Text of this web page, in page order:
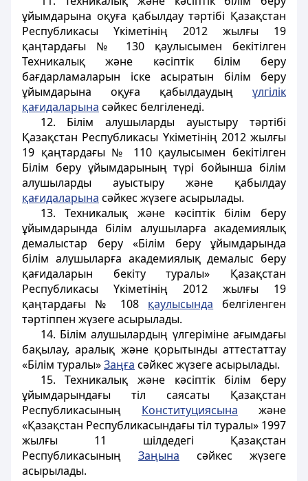
ұйымдарына оқуға қабылдау тәртібі Қазақстан
Республикасы Үкіметінің 2012 жылғы 19
қаңтардағы № 130 қаулысымен бекітілген
Техникалық және кәсіптік білім беру
бағдарламаларын іске асыратын білім беру
ұйымдарына оқуға қабылдаудың үлгілік
қағидаларына сәйкес белгіленеді.
12. Білім алушыларды ауыстыру тәртібі
Қазақстан Республикасы Үкіметінің 2012 жылғы
19 қаңтардағы № 110 қаулысымен бекітілген
Білім беру ұйымдарының түрі бойынша білім
алушыларды ауыстыру және қабылдау
қағидаларына сәйкес жүзеге асырылады.
13. Техникалық және кәсіптік білім беру
ұйымдарында білім алушыларға академиялық
демалыстар беру «Білім беру ұйымдарында
білім алушыларға академиялық демалыс беру
қағидаларын бекіту туралы» Қазақстан
Республикасы Үкіметінің 2012 жылғы 19
қаңтардағы № 108 қаулысында белгіленген
тәртіппен жүзеге асырылады.
14. Білім алушылардың үлгеріміне ағымдағы
бақылау, аралық және қорытынды аттестаттау
«Білім туралы»Заңға сәйкес жүзеге асырылады.
15. Техникалық және кәсіптік білім беру
ұйымдарындағы тіл саясаты Қазақстан
Республикасының Конституциясына және
«Қазақстан Республикасындағы тіл туралы» 1997
жылғы 11 шілдедегі Қазақстан
Республикасының Заңына сәйкес жүзеге
асырылады.